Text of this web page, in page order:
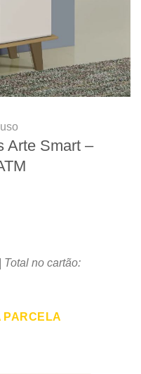
Arte Smart –
Total no cartão:
PARCELA